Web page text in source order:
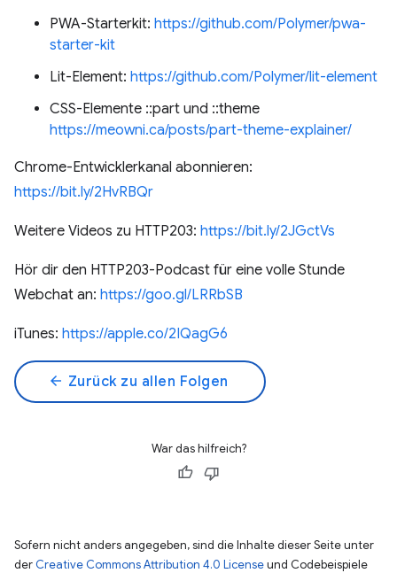
PWA-Starterkit: https://github.com/Polymer/pwa-
starter-kit
Lit-Element: https://github.com/Polymer/lit-element
CSS-Elemente ::part und ::theme
https://meowni.ca/posts/part-theme-explainer/
Chrome-Entwicklerkanal abonnieren:
https://bit.ly/2HvRBQr
Weitere Videos zu HTTP203: https://bit.ly/2JGctVs
Hör dir den HTTP203-Podcast für eine volle Stunde
Webchat an: https://goo.gl/LRRbSB
iTunes: https://apple.co/2IQagG6
arrow_back Zurück zu allen Folgen
War das hilfreich?
Sofern nicht anders angegeben, sind die Inhalte dieser Seite unter
der Creative Commons Attribution 4.0 Licenseund Codebeispiele